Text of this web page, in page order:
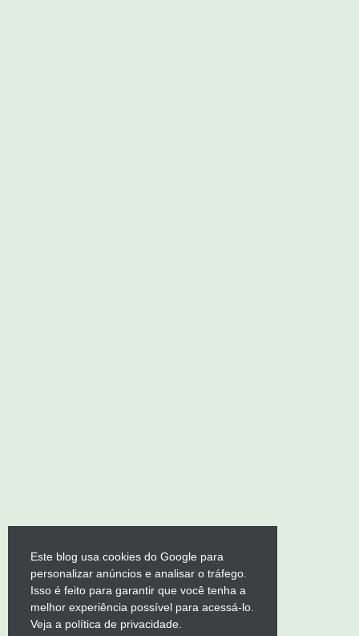
Este blog usa cookies do Google para
personalizar anúncios e analisar o tráfego.
Isso é feito para garantir que você tenha a
melhor experiência possível para acessá-lo.
Veja a política de privacidade.